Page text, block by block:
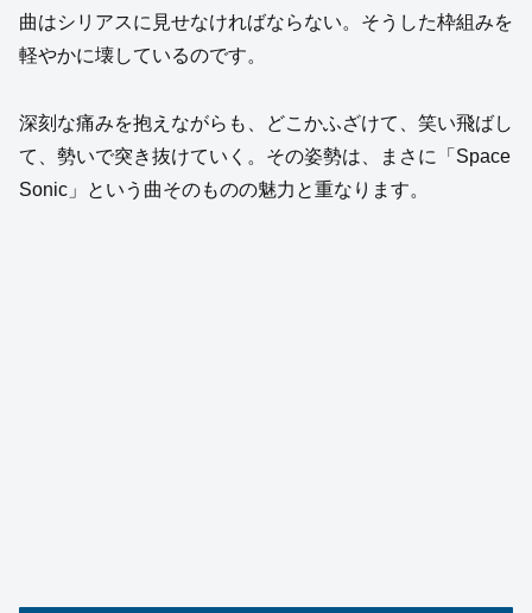
曲はシリアスに見せなければならない。そうした枠組みを
軽やかに壊しているのです。
深刻な痛みを抱えながらも、どこかふざけて、笑い飛ばし
て、勢いで突き抜けていく。その姿勢は、まさに「Space
Sonic」という曲そのものの魅力と重なります。